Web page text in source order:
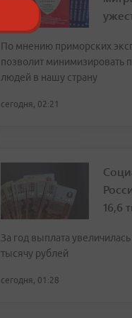
По мнению приморских
позволит минимизировать
людей в нашу страну
сегодня, 02:21
16,6
За год выплата
тысячу рублей
сегодня, 01:28